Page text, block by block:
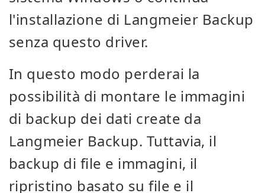
l'installazione di Langmeier Backup
senza questo driver.
In questo modo perderai la
possibilità di montare le immagini
di backup dei dati create da
Langmeier Backup. Tuttavia, il
backup di file e immagini, il
ripristino basato su file e il